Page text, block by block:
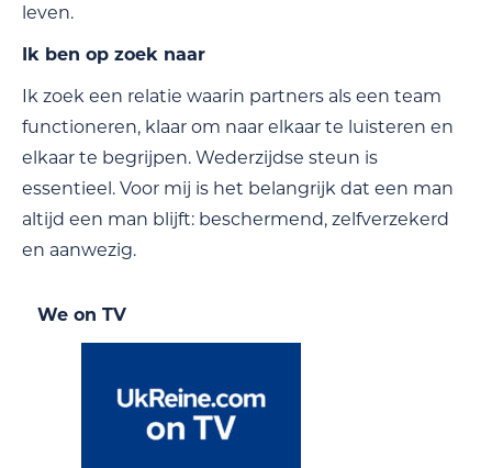
leven.
Ik ben op zoek naar
Ik zoek een relatie waarin partners als een team
functioneren, klaar om naar elkaar te luisteren en
elkaar te begrijpen. Wederzijdse steun is
essentieel. Voor mij is het belangrijk dat een man
altijd een man blijft: beschermend, zelfverzekerd
en aanwezig.
We on TV